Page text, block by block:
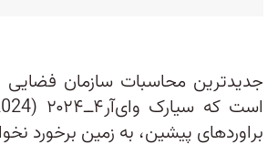
جدیدترین محاسبات سازمان فضایی
براوردهای پیشین، به زمین برخورد